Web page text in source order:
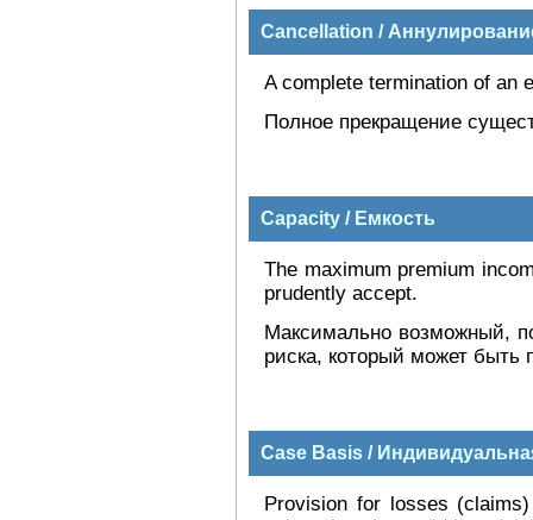
Cancellation /
A complete termination of an
Полное прекращение
Capacity / Емкость
The maximum premium
prudently accept.
Максимально возможный,
риска, который может быть
Case Basis /
Provision for losses